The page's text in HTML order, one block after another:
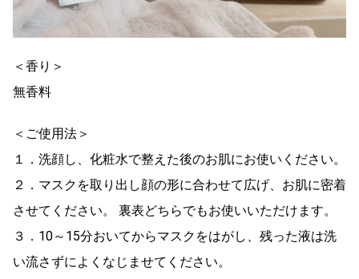
＜香り＞
無香料
＜ご使用法＞
１．洗顔し、化粧水で整えた後のお肌にお使いください。
２．マスクを取り出し顔の形に合わせて広げ、お肌に密着
させてください。 裏表どちらでもお使いいただけます。
３．10～15分おいてからマスクをはがし、残った液は洗
い流さずによくなじませてください。